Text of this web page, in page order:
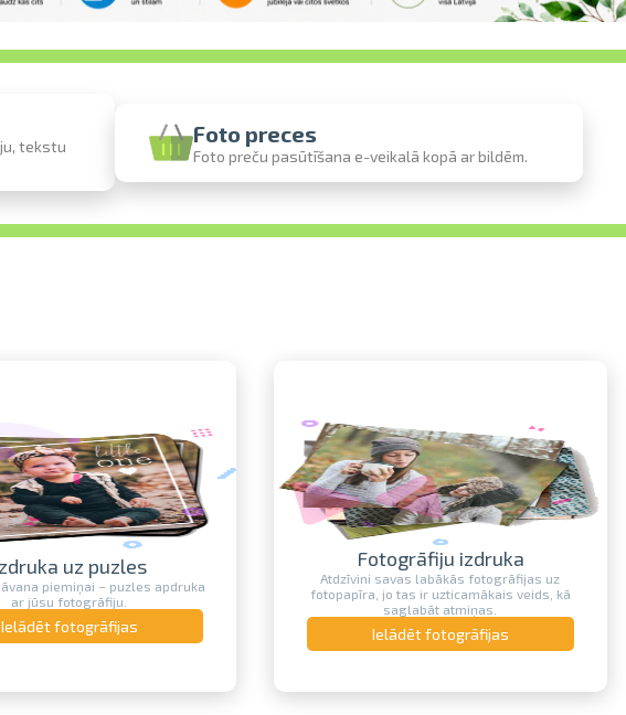
tiešsaistē
klātienē
tekstu
Foto preces
Foto preču pasūtīšana e-veikalā kopā ar bildēm.
uz puzles
piemiņai – puzles apdruka
ar jūsu fotogrāfiju.
Ielādēt fotogrāfijas
Fotogrāfiju izdruka
Atdzīvini savas labākās fotogrāfijas uz
fotopapīra, jo tas ir uzticamākais veids, kā
saglabāt atmiņas.
Ielādēt fotogrāfijas